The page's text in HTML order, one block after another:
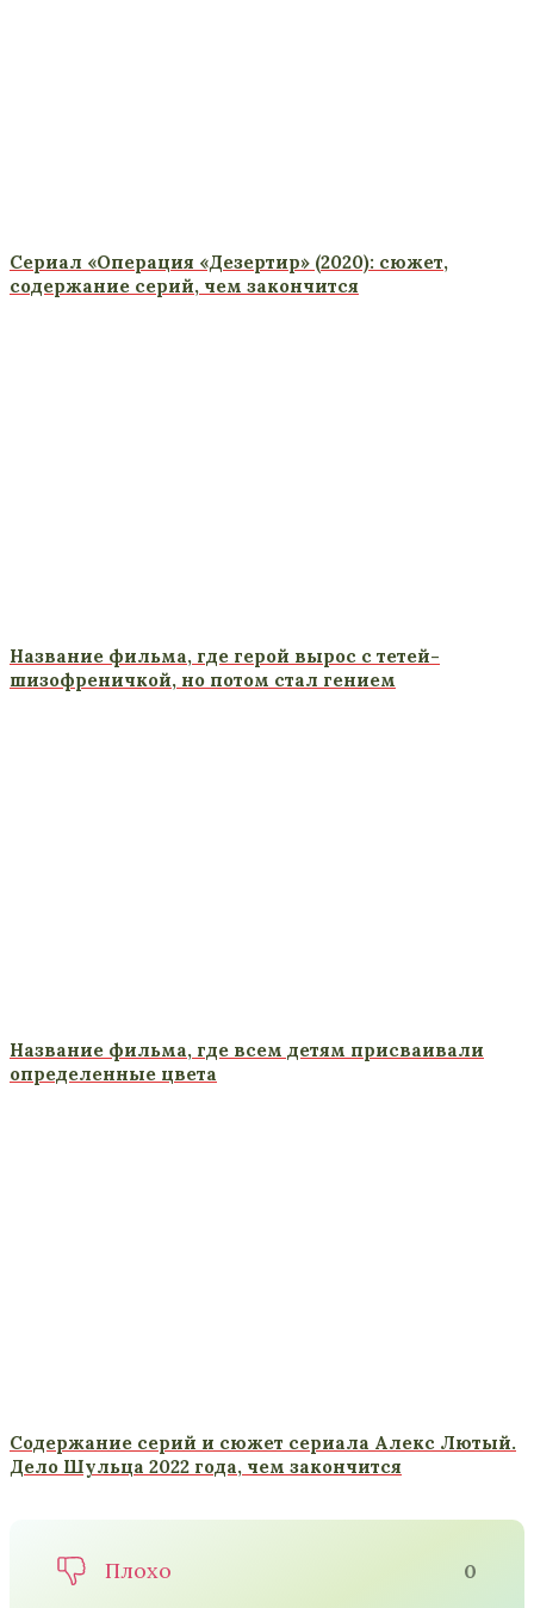
Сериал «Операция «Дезертир» (2020): сюжет,
содержание серий, чем закончится
Название фильма, где герой вырос с тетей-
шизофреничкой, но потом стал гением
Название фильма, где всем детям присваивали
определенные цвета
Содержание серий и сюжет сериала Алекс Лютый.
Дело Шульца 2022 года, чем закончится
Плохо 0